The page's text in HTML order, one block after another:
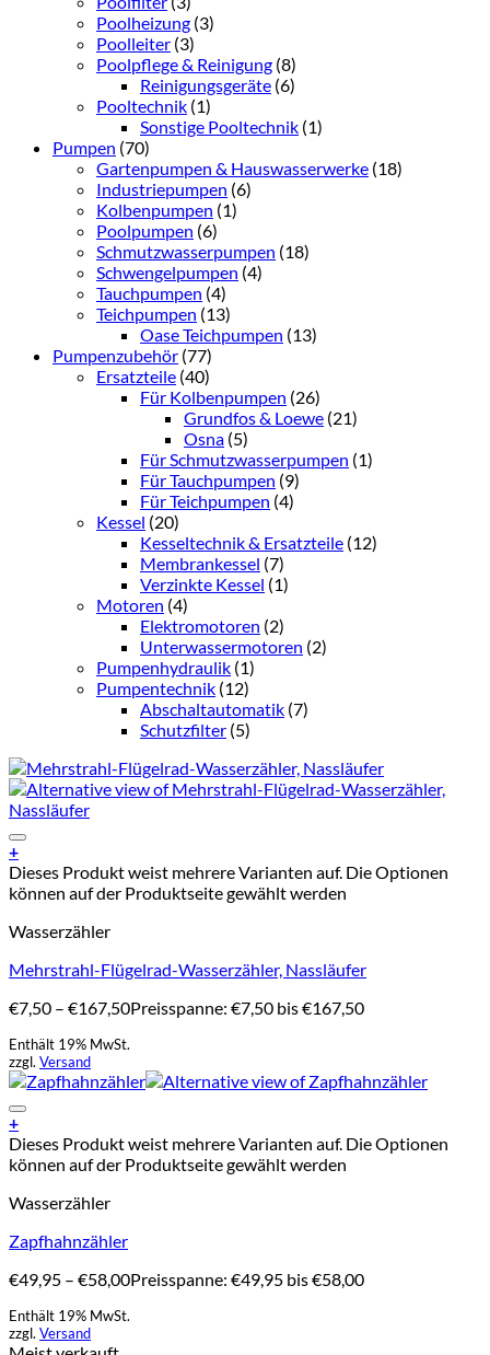
Poolheizung (3)
Poolleiter (3)
Poolpflege & Reinigung (8)
Reinigungsgeräte (6)
Pooltechnik (1)
Sonstige Pooltechnik (1)
Pumpen (70)
Gartenpumpen & Hauswasserwerke (18)
Industriepumpen (6)
Kolbenpumpen (1)
Poolpumpen (6)
Schmutzwasserpumpen (18)
Schwengelpumpen (4)
Tauchpumpen (4)
Teichpumpen (13)
Oase Teichpumpen (13)
Pumpenzubehör (77)
Ersatzteile (40)
Für Kolbenpumpen (26)
Grundfos & Loewe (21)
Osna (5)
Für Schmutzwasserpumpen (1)
Für Tauchpumpen (9)
Für Teichpumpen (4)
Kessel (20)
Kesseltechnik & Ersatzteile (12)
Membrankessel (7)
Verzinkte Kessel (1)
Motoren (4)
Elektromotoren (2)
Unterwassermotoren (2)
Pumpenhydraulik (1)
Pumpentechnik (12)
Abschaltautomatik (7)
Schutzfilter (5)
+
Dieses Produkt weist mehrere Varianten auf. Die Optionen
können auf der Produktseite gewählt werden
Wasserzähler
Mehrstrahl-Flügelrad-Wasserzähler, Nassläufer
€7,50 – €167,50Preisspanne: €7,50 bis €167,50
Enthält 19% MwSt.
zzgl. Versand
+
Dieses Produkt weist mehrere Varianten auf. Die Optionen
können auf der Produktseite gewählt werden
Wasserzähler
Zapfhahnzähler
€49,95 – €58,00Preisspanne: €49,95 bis €58,00
Enthält 19% MwSt.
zzgl. Versand